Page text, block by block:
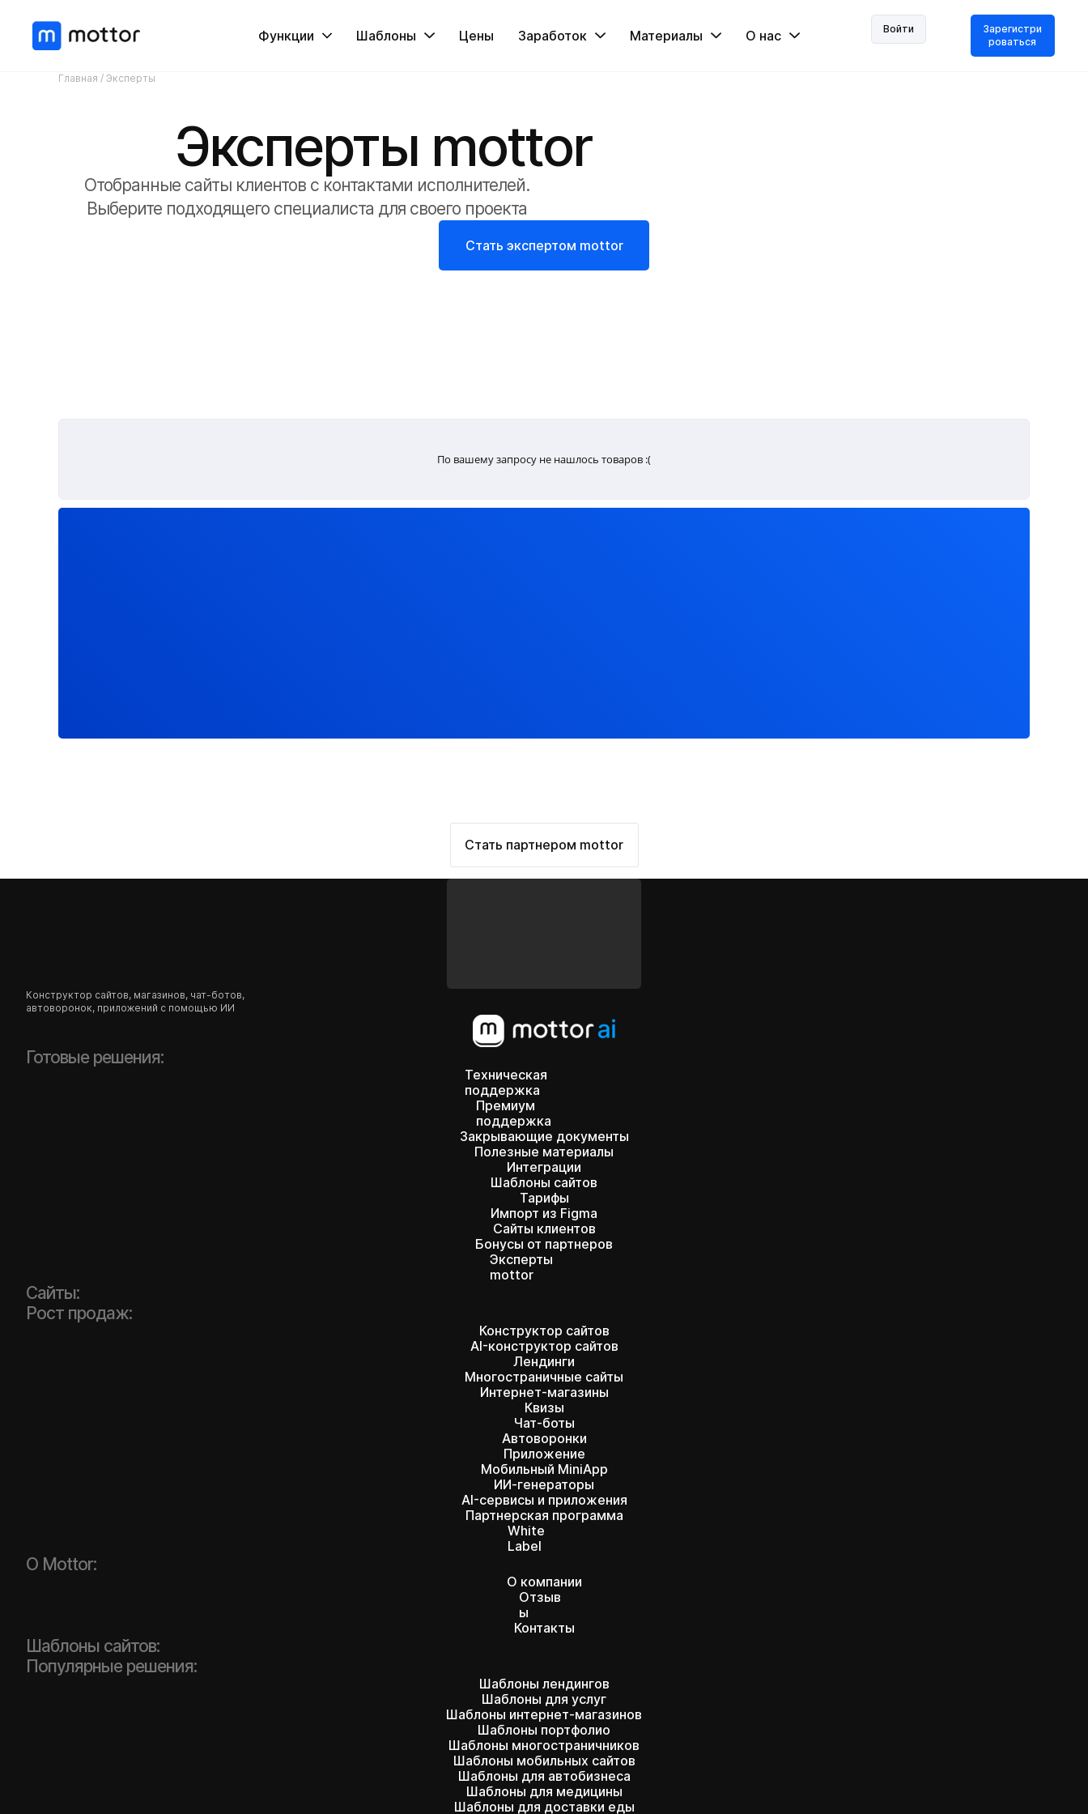
Функции Шаблоны Цены Заработок Материалы О нас Войти
Зарегистри
роваться
Главная / Эксперты
Эксперты mottor
Отобранные сайты клиентов с контактами исполнителей.
Выберите подходящего специалиста для своего проекта
Стать экспертом mottor
По вашему запросу не нашлось товаров :(
Стать партнером mottor
Конструктор сайтов, магазинов, чат-ботов,
автоворонок, приложений с помощью ИИ
Готовые решения:
Техническая
поддержка
Премиум
поддержка
Закрывающие документы
Полезные материалы
Интеграции
Шаблоны сайтов
Тарифы
Импорт из Figma
Сайты клиентов
Бонусы от партнеров
Эксперты
mottor
Сайты:
Рост продаж:
Конструктор сайтов
AI-конструктор сайтов
Лендинги
Многостраничные сайты
Интернет-магазины
Квизы
Чат-боты
Автоворонки
Приложение
Мобильный MiniApp
ИИ-генераторы
AI-сервисы и приложения
Партнерская программа
White
Label
О Mottor:
О компании
Отзыв
ы
Контакты
Шаблоны сайтов:
Популярные решения:
Шаблоны лендингов
Шаблоны для услуг
Шаблоны интернет-магазинов
Шаблоны портфолио
Шаблоны многостраничников
Шаблоны мобильных сайтов
Шаблоны для автобизнеса
Шаблоны для медицины
Шаблоны для доставки еды